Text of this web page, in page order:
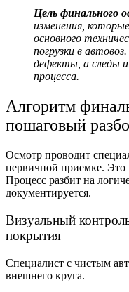
Цель финального
изменения,
основного
погрузки в
дефекты, а следы
процесса.
Алгоритм
пошаговый
Осмотр проводит
первичной приемке. Это
Процесс разбит на
документируется.
Визуальный
покрытия
Специалист с чистым
внешнего круга.